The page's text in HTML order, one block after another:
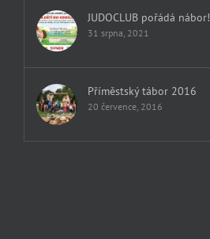
JUDOCLUB pořádá nábor!
31 srpna, 2021
Příměstský tábor 2016
20 července, 2016